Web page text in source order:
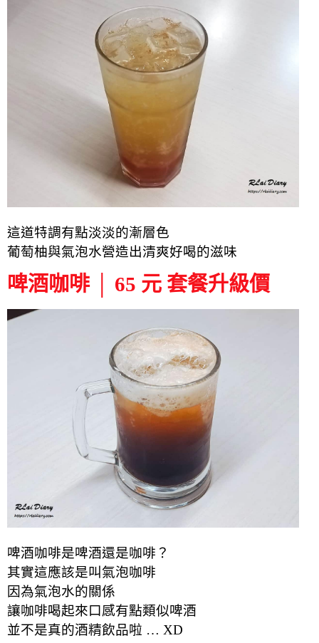
這道特調有點淡淡的漸層色
葡萄柚與氣泡水營造出清爽好喝的滋味
啤酒咖啡 │ 65 元 套餐升級價
啤酒咖啡是啤酒還是咖啡？
其實這應該是叫氣泡咖啡
因為氣泡水的關係
讓咖啡喝起來口感有點類似啤酒
並不是真的酒精飲品啦 … XD